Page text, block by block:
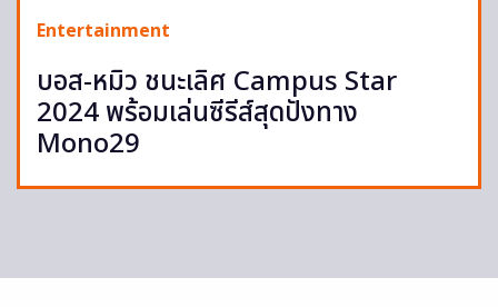
Entertainment
บอส-หมิว ชนะเลิศ Campus Star
2024 พร้อมเล่นซีรีส์สุดปังทาง
Mono29